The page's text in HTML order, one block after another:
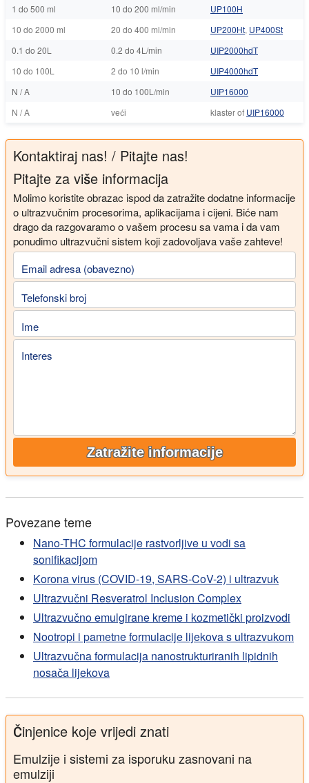
1 do 500 ml 10 do 200 ml/min
UP100H
10 do 2000 ml
20 do 400 ml/min UP200Ht, UP400St
0.1 do 20L
0.2 do 4L/min
UIP2000hdT
10 do 100L
2 do 10 l/min
UIP4000hdT
N / A
10 do 100L/min
UIP16000
N / A
veći klaster of UIP16000
Kontaktiraj nas! / Pitajte nas!
Pitajte za više informacija
Molimo koristite obrazac ispod da zatražite dodatne informacije
o ultrazvučnim procesorima, aplikacijama i cijeni. Biće nam
drago da razgovaramo o vašem procesu sa vama i da vam
ponudimo ultrazvučni sistem koji zadovoljava vaše zahteve!
Email adresa (obavezno)
Telefonski broj
Ime
Interes
Zatražite informacije
Povezane teme
Nano-THC formulacije rastvorljive u vodi sa
sonifikacijom
Korona virus (COVID-19, SARS-CoV-2) i ultrazvuk
Ultrazvučni Resveratrol Inclusion Complex
Ultrazvučno emulgirane kreme i kozmetički proizvodi
Nootropi i pametne formulacije lijekova s ultrazvukom
Ultrazvučna formulacija nanostrukturiranih lipidnih
nosača lijekova
Činjenice koje vrijedi znati
Emulzije i sistemi za isporuku zasnovani na
emulziji